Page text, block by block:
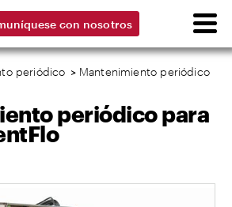
con nosotros
periódico > Mantenimiento periódico
periódico para